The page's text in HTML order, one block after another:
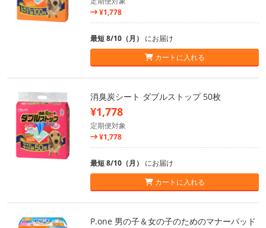
¥1,778
最短 8/10（月） にお届け
カートに入れる
消臭炭シート ダブルストップ 50枚
¥1,778
定期便対象
¥1,778
最短 8/10（月） にお届け
カートに入れる
P.one 男の子＆女の子のためのマナーパッド